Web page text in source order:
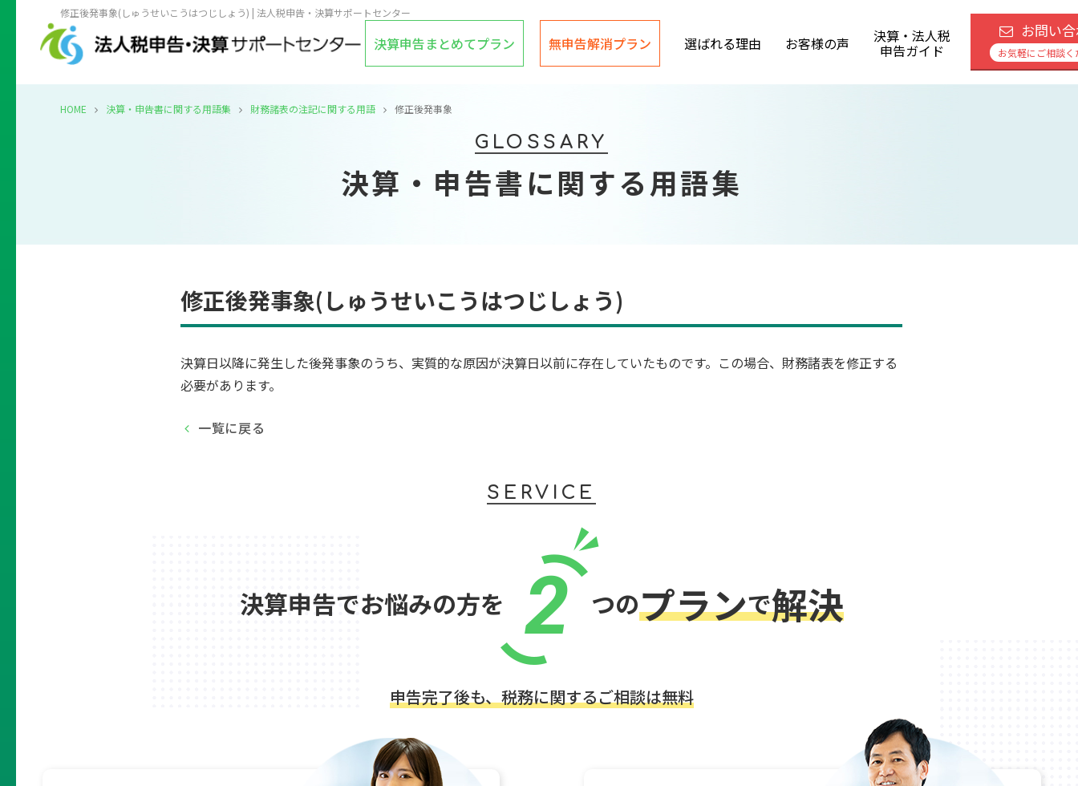
決算申告まとめてプラン 無申告解消プラン 選ばれる理由 お客様の声 決算・法人税
申告ガイド
お問い
お気軽にご相談く
HOME 決算・申告書に関する用語集 財務諸表の注記に関する用語 修正後発事象
修正後発事象(しゅうせいこうはつじしょう) | 法人税申告・決算サポートセンター
GLOSSARY
決算・申告書に関する用語集
修正後発事象(しゅうせいこうはつじしょう)
決算日以降に発生した後発事象のうち、実質的な原因が決算日以前に存在していたものです。この場合、財務諸表を修正する
必要があります。
一覧に戻る
SERVICE
決算申告でお悩みの方を 2 つのプランで解決
申告完了後も、税務に関するご相談は無料